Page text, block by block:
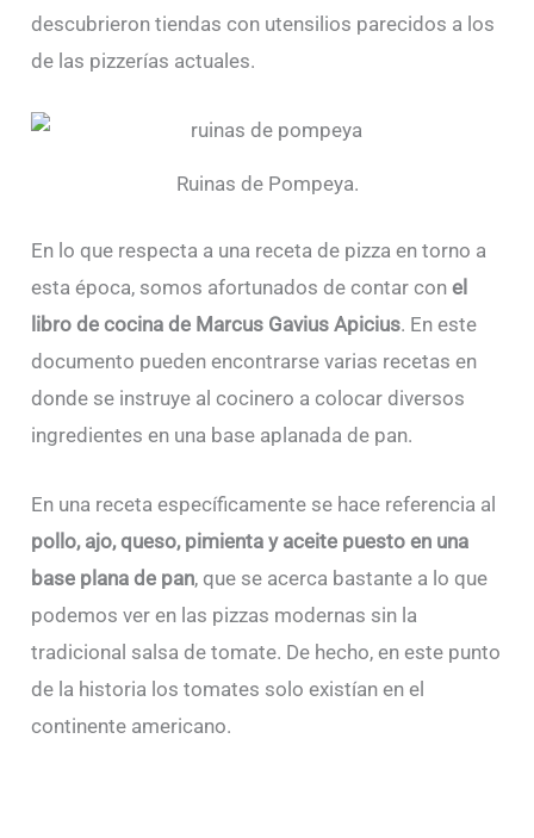
descubrieron tiendas con utensilios parecidos a los
de las pizzerías actuales.
Ruinas de Pompeya.
En lo que respecta a una receta de pizza en torno a
esta época, somos afortunados de contar conel
libro de cocina de Marcus Gavius Apicius. En este
documento pueden encontrarse varias recetas en
donde se instruye al cocinero a colocar diversos
ingredientes en una base aplanada de pan.
En una receta específicamente se hace referencia al
pollo, ajo, queso, pimienta y aceite puesto en una
base plana de pan, que se acerca bastante a lo que
podemos ver en las pizzas modernas sin la
tradicional salsa de tomate. De hecho, en este punto
de la historia los tomates solo existían en el
continente americano.